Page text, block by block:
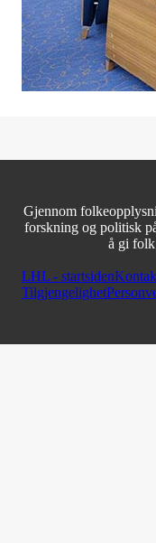
Gjennom
forskning og politisk
å gi folk
LHL - startsiden
Tilgjengelighet